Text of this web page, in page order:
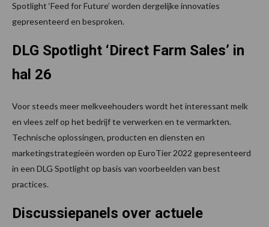
Spotlight ‘Feed for Future’ worden dergelijke innovaties
gepresenteerd en besproken.
DLG Spotlight ‘Direct Farm Sales’ in
hal 26
Voor steeds meer melkveehouders wordt het interessant melk
en vlees zelf op het bedrijf te verwerken en te vermarkten.
Technische oplossingen, producten en diensten en
marketingstrategieën worden op EuroTier 2022 gepresenteerd
in een DLG Spotlight op basis van voorbeelden van best
practices.
Discussiepanels over actuele